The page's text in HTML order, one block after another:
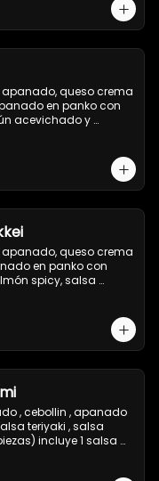
queso crema
en panko con
acevichado y
queso crema
en panko con
spicy, salsa
, cebollin , apanado
teriyaki , salsa
incluye 1 salsa